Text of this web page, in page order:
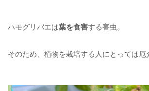
ハモグリバエは葉を食害する害虫。
そのため、植物を栽培する人にとっては厄